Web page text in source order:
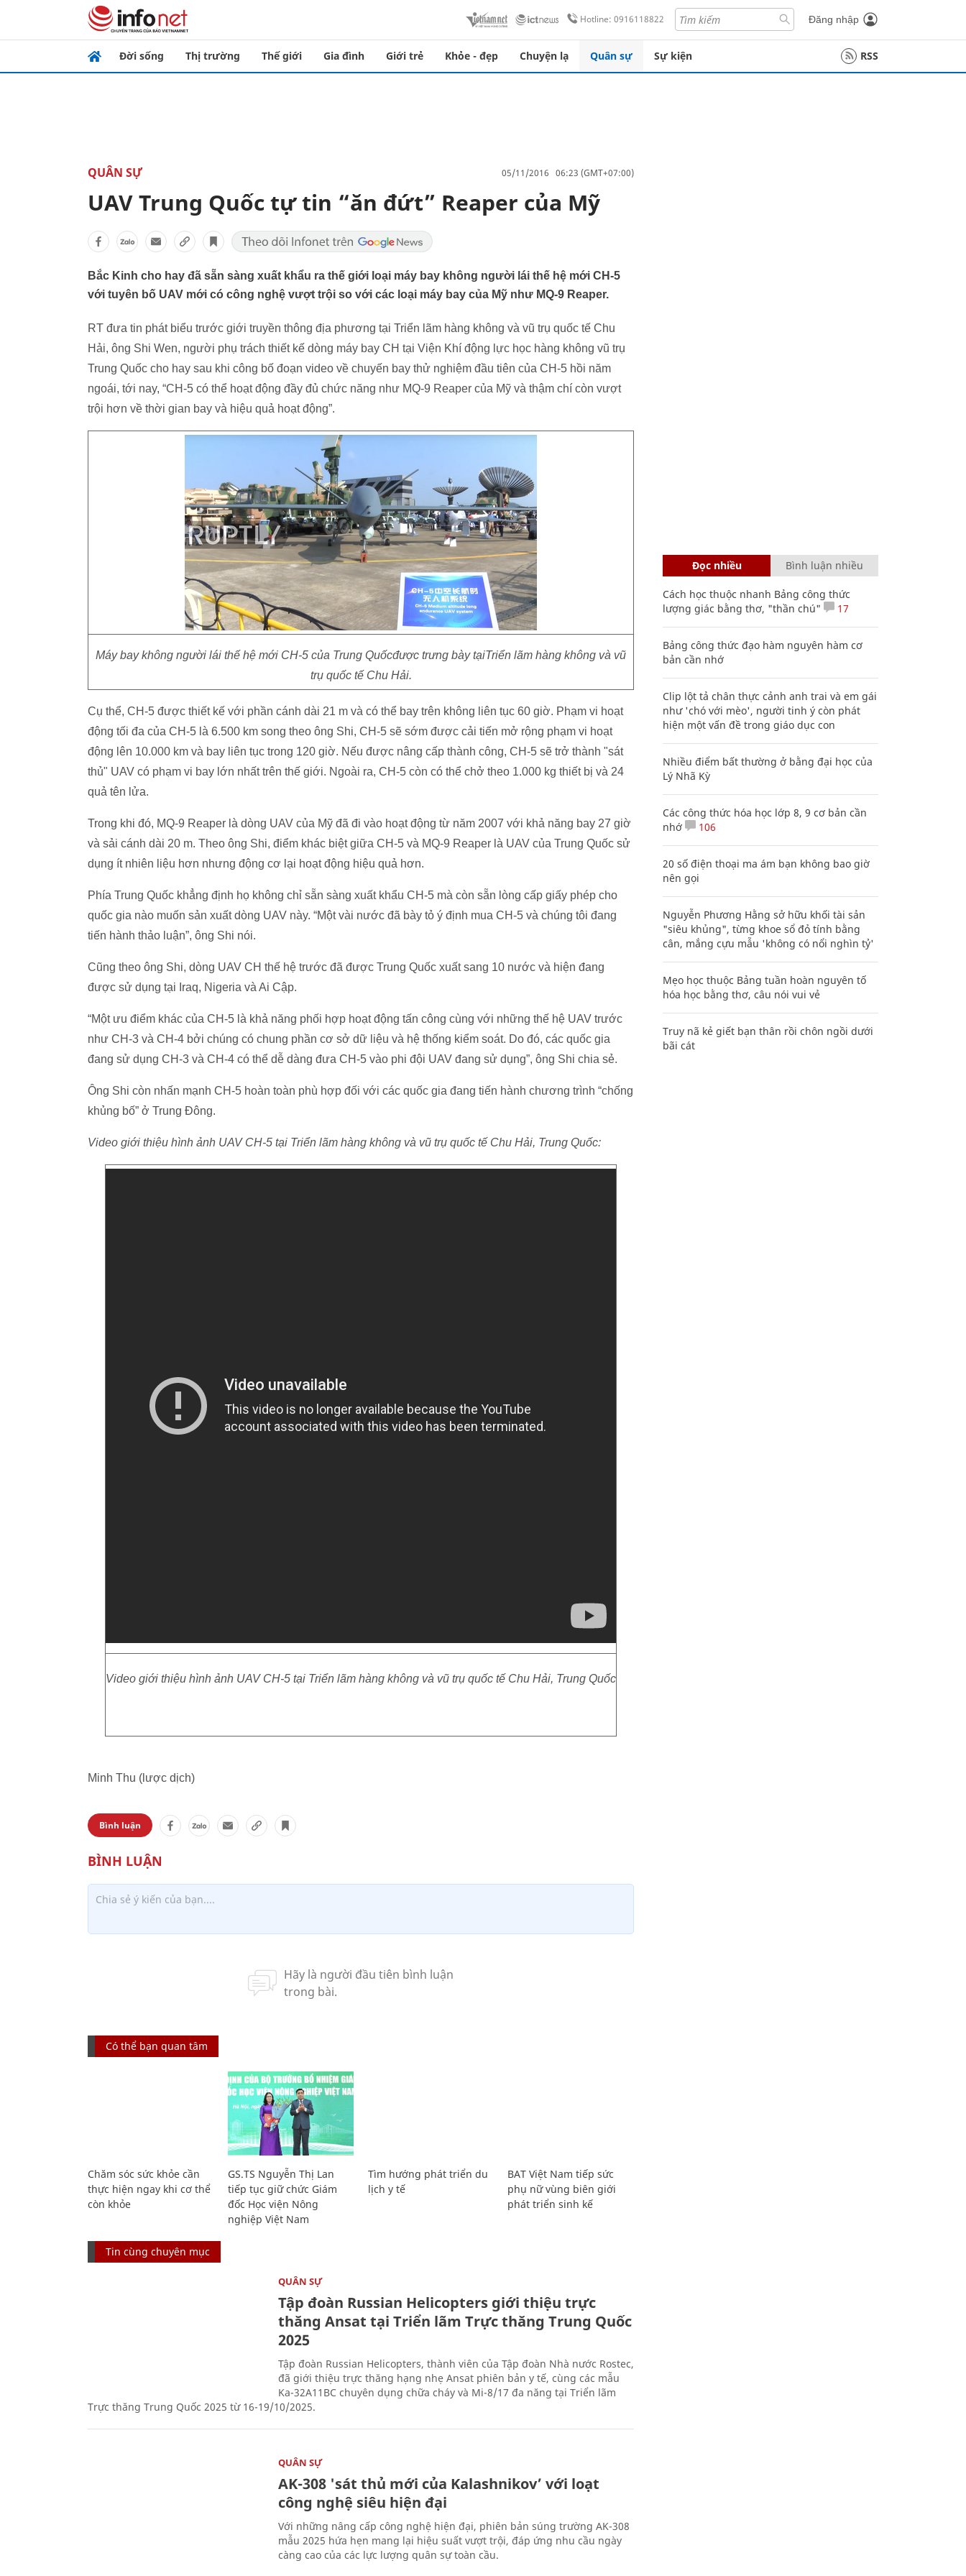
Hotline: 0916118822 Đăng nhập
Đời sống Thị trường Thế giới Gia đình Giới trẻ Khỏe - đẹp Chuyện lạ Quân sự Sự kiện RSS
QUÂN SỰ 05/11/2016 06:23 (GMT+07:00)
UAV Trung Quốc tự tin “ăn đứt” Reaper của Mỹ
Bắc Kinh cho hay đã sẵn sàng xuất khẩu ra thế giới loại máy bay không người lái thế hệ mới CH-5
với tuyên bố UAV mới có công nghệ vượt trội so với các loại máy bay của Mỹ như MQ-9 Reaper.
RT đưa tin phát biểu trước giới truyền thông địa phương tại Triển lãm hàng không và vũ trụ quốc tế Chu
Hải, ông Shi Wen, người phụ trách thiết kế dòng máy bay CH tại Viện Khí động lực học hàng không vũ trụ
Trung Quốc cho hay sau khi công bố đoạn video về chuyến bay thử nghiệm đầu tiên của CH-5 hồi năm
ngoái, tới nay, “CH-5 có thể hoạt động đầy đủ chức năng như MQ-9 Reaper của Mỹ và thậm chí còn vượt
trội hơn về thời gian bay và hiệu quả hoạt động”.
Máy bay không người lái thế hệ mới CH-5 của Trung Quốcđược trưng bày tạiTriển lãm hàng không và vũ
trụ quốc tế Chu Hải.
Cụ thể, CH-5 được thiết kế với phần cánh dài 21 m và có thể bay trên không liên tục 60 giờ. Phạm vi hoạt
động tối đa của CH-5 là 6.500 km song theo ông Shi, CH-5 sẽ sớm được cải tiến mở rộng phạm vi hoạt
động lên 10.000 km và bay liên tục trong 120 giờ. Nếu được nâng cấp thành công, CH-5 sẽ trở thành "sát
thủ" UAV có phạm vi bay lớn nhất trên thế giới. Ngoài ra, CH-5 còn có thể chở theo 1.000 kg thiết bị và 24
quả tên lửa.
Trong khi đó, MQ-9 Reaper là dòng UAV của Mỹ đã đi vào hoạt động từ năm 2007 với khả năng bay 27 giờ
và sải cánh dài 20 m. Theo ông Shi, điểm khác biệt giữa CH-5 và MQ-9 Reaper là UAV của Trung Quốc sử
dụng ít nhiên liệu hơn nhưng động cơ lại hoạt động hiệu quả hơn.
Phía Trung Quốc khẳng định họ không chỉ sẵn sàng xuất khẩu CH-5 mà còn sẵn lòng cấp giấy phép cho
quốc gia nào muốn sản xuất dòng UAV này. “Một vài nước đã bày tỏ ý định mua CH-5 và chúng tôi đang
tiến hành thảo luận”, ông Shi nói.
Cũng theo ông Shi, dòng UAV CH thế hệ trước đã được Trung Quốc xuất sang 10 nước và hiện đang
được sử dụng tại Iraq, Nigeria và Ai Cập.
“Một ưu điểm khác của CH-5 là khả năng phối hợp hoạt động tấn công cùng với những thế hệ UAV trước
như CH-3 và CH-4 bởi chúng có chung phần cơ sở dữ liệu và hệ thống kiểm soát. Do đó, các quốc gia
đang sử dụng CH-3 và CH-4 có thể dễ dàng đưa CH-5 vào phi đội UAV đang sử dụng”, ông Shi chia sẻ.
Ông Shi còn nhấn mạnh CH-5 hoàn toàn phù hợp đối với các quốc gia đang tiến hành chương trình “chống
khủng bố” ở Trung Đông.
Video giới thiệu hình ảnh UAV CH-5 tại Triển lãm hàng không và vũ trụ quốc tế Chu Hải, Trung Quốc:
Video giới thiệu hình ảnh UAV CH-5 tại Triển lãm hàng không và vũ trụ quốc tế Chu Hải, Trung Quốc
Minh Thu (lược dịch)
Bình luận
Có thể bạn quan tâm
Chăm sóc sức khỏe cần
thực hiện ngay khi cơ thể
còn khỏe
GS.TS Nguyễn Thị Lan
tiếp tục giữ chức Giám
đốc Học viện Nông
nghiệp Việt Nam
Tìm hướng phát triển du
lịch y tế
BAT Việt Nam tiếp sức
phụ nữ vùng biên giới
phát triển sinh kế
Tin cùng chuyên mục
QUÂN SỰ
Tập đoàn Russian Helicopters giới thiệu trực
thăng Ansat tại Triển lãm Trực thăng Trung Quốc
2025
Tập đoàn Russian Helicopters, thành viên của Tập đoàn Nhà nước Rostec,
đã giới thiệu trực thăng hạng nhẹ Ansat phiên bản y tế, cùng các mẫu
Ka-32A11BC chuyên dụng chữa cháy và Mi-8/17 đa năng tại Triển lãm
Trực thăng Trung Quốc 2025 từ 16-19/10/2025.
QUÂN SỰ
AK-308 'sát thủ mới của Kalashnikov’ với loạt
công nghệ siêu hiện đại
Với những nâng cấp công nghệ hiện đại, phiên bản súng trường AK-308
mẫu 2025 hứa hẹn mang lại hiệu suất vượt trội, đáp ứng nhu cầu ngày
càng cao của các lực lượng quân sự toàn cầu.
Đọc nhiều Bình luận nhiều
Cách học thuộc nhanh Bảng công thức
lượng giác bằng thơ, "thần chú"
17
Bảng công thức đạo hàm nguyên hàm cơ
bản cần nhớ
Clip lột tả chân thực cảnh anh trai và em gái
như 'chó với mèo', người tinh ý còn phát
hiện một vấn đề trong giáo dục con
Nhiều điểm bất thường ở bằng đại học của
Lý Nhã Kỳ
Các công thức hóa học lớp 8, 9 cơ bản cần
nhớ
106
20 số điện thoại ma ám bạn không bao giờ
nên gọi
Nguyễn Phương Hằng sở hữu khối tài sản
"siêu khủng", từng khoe sổ đỏ tính bằng
cân, mắng cựu mẫu 'không có nổi nghìn tỷ'
Mẹo học thuộc Bảng tuần hoàn nguyên tố
hóa học bằng thơ, câu nói vui vẻ
Truy nã kẻ giết bạn thân rồi chôn ngồi dưới
bãi cát